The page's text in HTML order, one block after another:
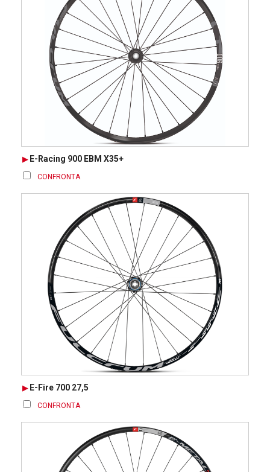
E-Racing 900 EBM X35+
CONFRONTA
E-Fire 700 27,5
CONFRONTA